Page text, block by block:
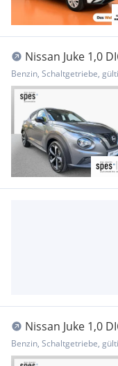
Nissan Juke 1,0
Benzin, Schaltgetriebe,
Nissan Juke 1,0
Benzin, Schaltgetriebe,